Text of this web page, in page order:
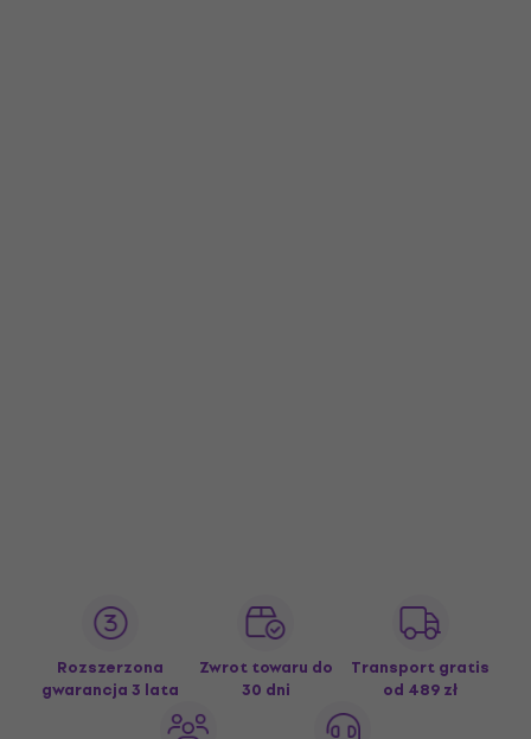
Rozszerzona
gwarancja 3 lata
Zwrot towaru do
30 dni
Transport gratis
od 489 zł